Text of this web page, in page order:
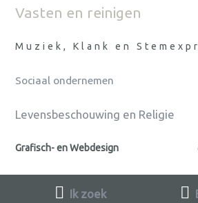
Vasten en reinigen
Muziek, Klank en
Sociaal ondernemen
Levensbeschouwing en Religie
Grafisch- en Webdesign
Ik zoek